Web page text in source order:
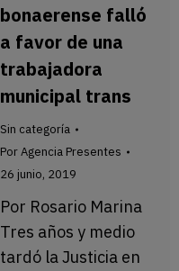
bonaerense falló
a favor de una
trabajadora
municipal trans
Sin categoría
PorAgencia Presentes
26 junio, 2019
Por Rosario Marina
Tres años y medio
tardó la Justicia en